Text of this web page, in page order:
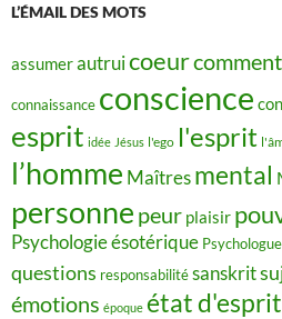
L’ÉMAIL DES MOTS
assumerautruicoeur
connaissance conscience
esprit idée Jésus l'ego l'esprit
l’homme Maîtres mental
personne peur plaisir
Psychologie ésotérique
questions responsabilitésanskrit
émotions époque état d'esprit